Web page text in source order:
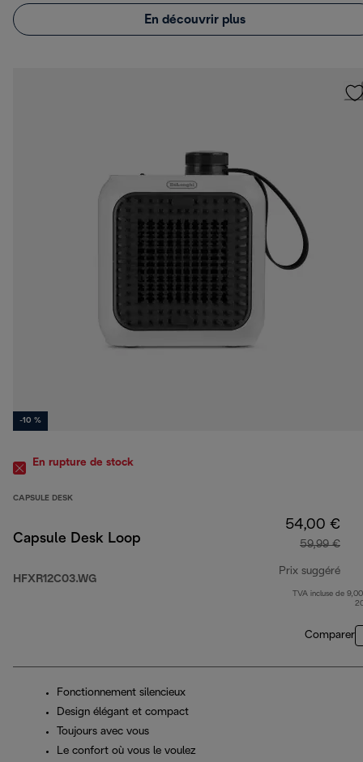
En découvrir plus
-10 %
En rupture de stock
CAPSULE DESK
Capsule Desk Loop
HFXR12C03.WG
54,00 €
59,99 €
Prix suggéré
TVA incluse de
Comparer
Fonctionnement silencieux
Design élégant et compact
Toujours avec vous
Le confort où vous le voulez